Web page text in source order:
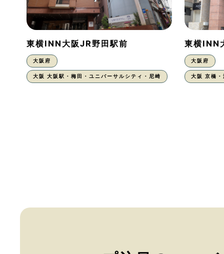
東横INN大阪JR野田駅前
大阪府
大阪 大阪駅・梅田・ユニバーサルシティ・尼崎
東横INN
大阪府
大阪 京橋